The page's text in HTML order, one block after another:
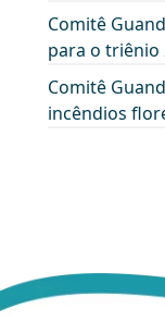
Comitê
para o triênio
Comitê
incêndios